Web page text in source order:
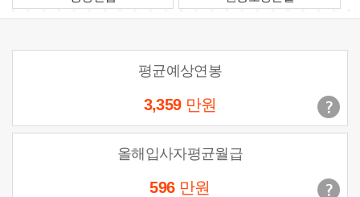
평균예상연봉
3,359 만원
올해입사자평균월급
596 만원